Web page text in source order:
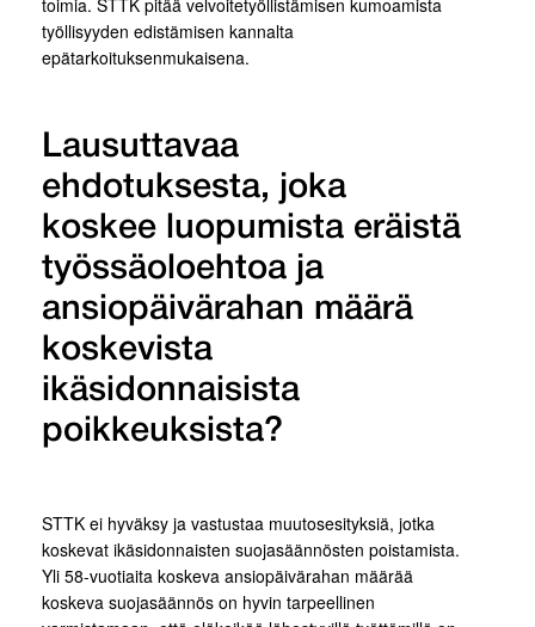
toimia. STTK pitää velvoitetyöllistämisen kumoamista
työllisyyden edistämisen kannalta
epätarkoituksenmukaisena.
Lausuttavaa
ehdotuksesta, joka
koskee luopumista eräistä
työssäoloehtoa ja
ansiopäivärahan määrä
koskevista
ikäsidonnaisista
poikkeuksista?
STTK ei hyväksy ja vastustaa muutosesityksiä, jotka
koskevat ikäsidonnaisten suojasäännösten poistamista.
Yli 58-vuotiaita koskeva ansiopäivärahan määrää
koskeva suojasäännös on hyvin tarpeellinen